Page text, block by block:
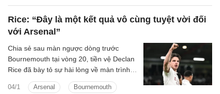
Rice: “Đây là một kết quả vô cùng tuyệt vời đối
với Arsenal”
04/1 Arsenal Bournemouth
Chia sẻ sau màn ngược dòng trước
Bournemouth tại vòng 20, tiền vệ Declan
Rice đã bày tỏ sự hài lòng về màn trình
diễn của đội nhà.